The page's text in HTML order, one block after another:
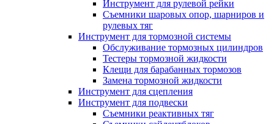
Инструмент для рулевой рейки
Съемники шаровых опор, шарниров и
рулевых тяг
Инструмент для тормозной системы
Обслуживание тормозных цилиндров
Тестеры тормозной жидкости
Клещи для барабанных тормозов
Замена тормозной жидкости
Инструмент для сцепления
Инструмент для подвески
Съемники реактивных тяг